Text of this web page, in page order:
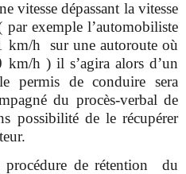
vitesse dépassant la vitesse
exemple l’automobiliste
km/h sur une autoroute où
km/h) il s’agira alors d’un
permis de conduire sera
du procès-verbal de
possibilité de le récupérer
de rétention du